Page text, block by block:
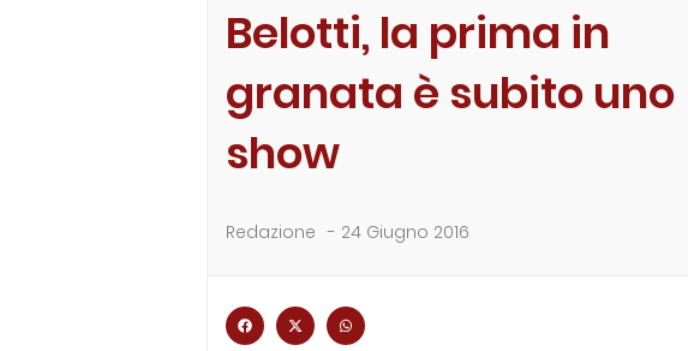
Belotti, la prima in
granata è subito uno
show
Redazione - 24 Giugno 2016